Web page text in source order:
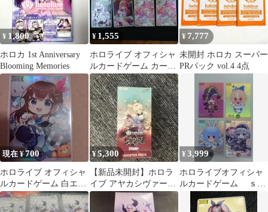
¥ 1,800
ホロカ 1st Anniversary
Blooming Memories
¥ 1,555
ホロライブ オフィシャ
ルカードゲーム カード
10枚セット
¥7,777
未開封 ホロカ スーパー
PRパック vol.4 4点
現在 ¥700
ホロライブ オフィシャ
ルカードゲーム 白エー
ル ときのそら SY
¥5,300
【新品未開封】ホロラ
イブ アヤカシヴァーミ
リオン 1BOX シュリン
ク付き
¥3,999
ホロライブオフィシャ
ルカードゲーム ｓ
ｙ 3期生 4枚セット